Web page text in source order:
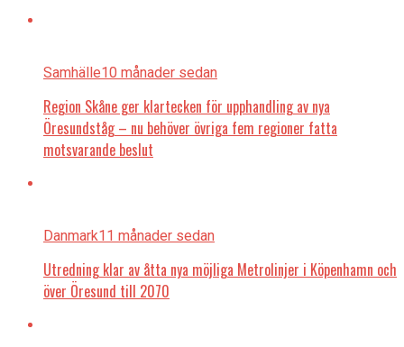
Samhälle10 månader sedan
Region Skåne ger klartecken för upphandling av nya
Öresundståg – nu behöver övriga fem regioner fatta
motsvarande beslut
Danmark11 månader sedan
Utredning klar av åtta nya möjliga Metrolinjer i Köpenhamn och
över Öresund till 2070